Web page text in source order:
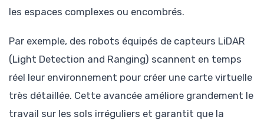
les espaces complexes ou encombrés.
Par exemple, des robots équipés de capteurs LiDAR
(Light Detection and Ranging) scannent en temps
réel leur environnement pour créer une carte virtuelle
très détaillée. Cette avancée améliore grandement le
travail sur les sols irréguliers et garantit que la